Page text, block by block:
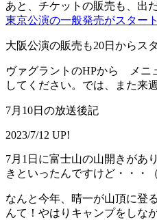
あと、チケットの販売も、出
東京公演の一般発売がスタート
大阪公演の販売も20日からス
ヴァグラントのHPから メニ
してください。では、また来週
7月10日の放送後記
2023/7/12 UP!
7月1日に富士山の山開きがあ
きといったんですけど・・・
なんと今年、晴一が山頂に登
んて！やはりキャンプをしな